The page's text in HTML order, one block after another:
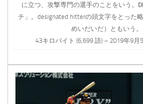
に立つ、攻撃専門の選手のことをいう。
チ」。designated hitterの頭文字をとった
めいだいだ）ともいう。
43キロバイト (6,699 語) – 2019年9月